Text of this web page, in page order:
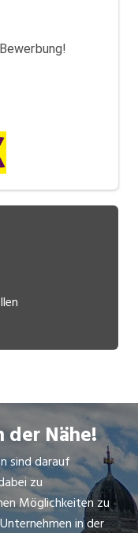
der Nähe!
sind darauf
zu
Möglichkeiten zu
in der